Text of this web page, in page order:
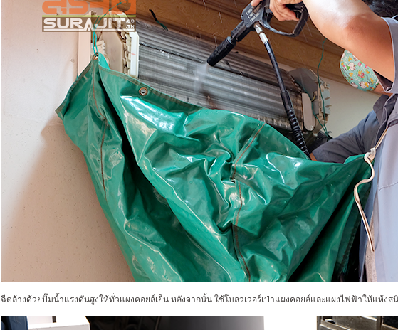
ฉีดล้างด้วยปั๊มน้ำแรงดันสูงให้ทั่วแผงคอยล์เย็น หลังจากนั้นใช้โบลวเวอร์เป่าแผงคอยล์และแผงไฟฟ้าให้แห้งส